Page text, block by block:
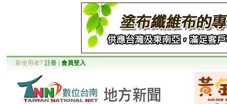
新使用者? 註冊 會員登入